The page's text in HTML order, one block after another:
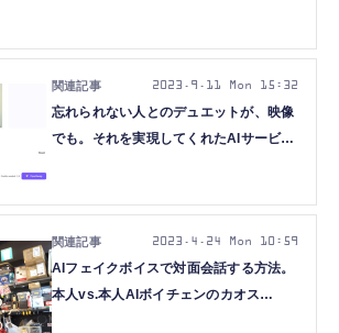
忘れられない人とのデュエットが、映像
でも。それを実現してくれたAIサービス
2023.9.11 Mon 15:32
AIフェイクボイスで対面会話する方法。
本人vs.本人AIボイチェンのカオス
2023.4.24 Mon 10:59